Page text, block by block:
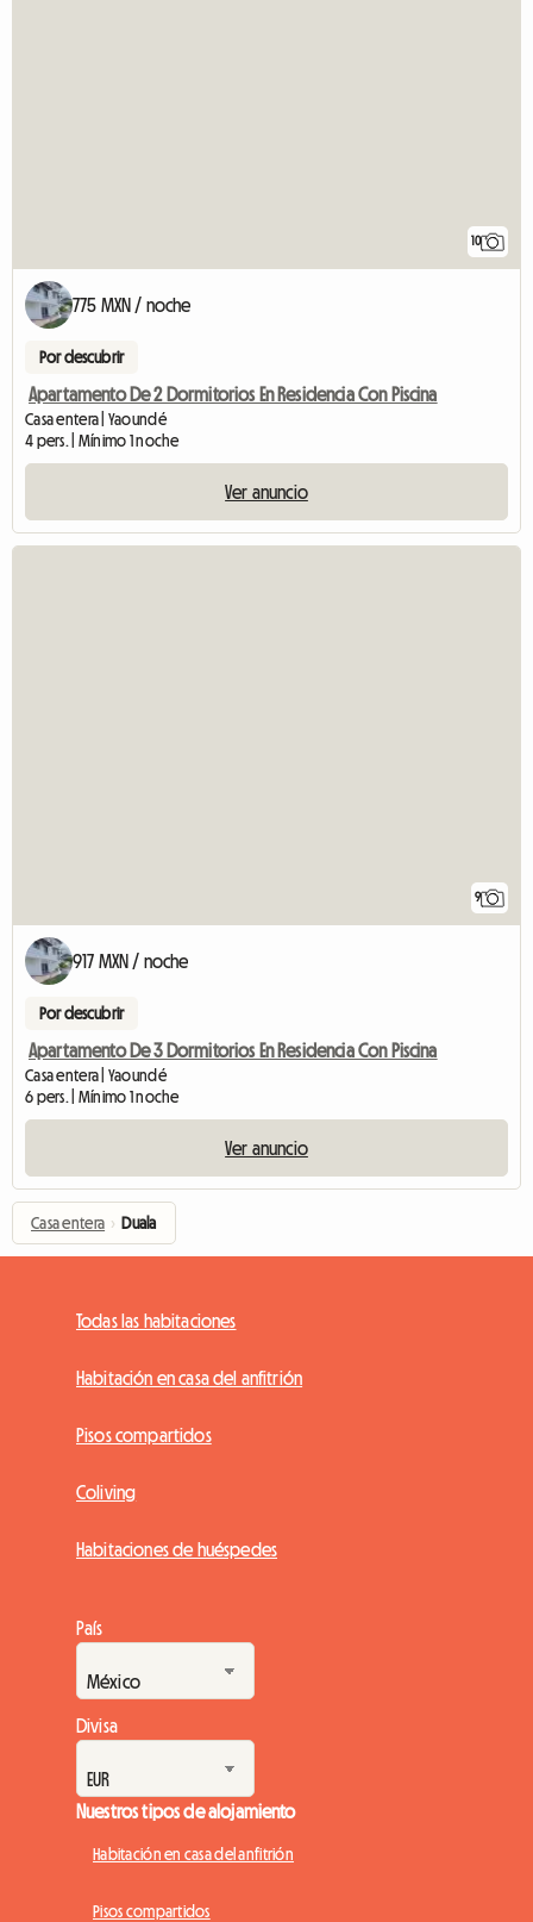
10
775 MXN / noche
Por descubrir
Apartamento De 2 Dormitorios En Residencia Con Piscina
Casa entera | Yaoundé
4 pers. | Mínimo 1 noche
Ver anuncio
9
917 MXN / noche
Por descubrir
Apartamento De 3 Dormitorios En Residencia Con Piscina
Casa entera | Yaoundé
6 pers. | Mínimo 1 noche
Ver anuncio
Casa entera › Duala
Todas las habitaciones
Habitación en casa del anfitrión
Pisos compartidos
Coliving
Habitaciones de huéspedes
País
Divisa
Nuestros tipos de alojamiento
Habitación en casa del anfitrión
Pisos compartidos